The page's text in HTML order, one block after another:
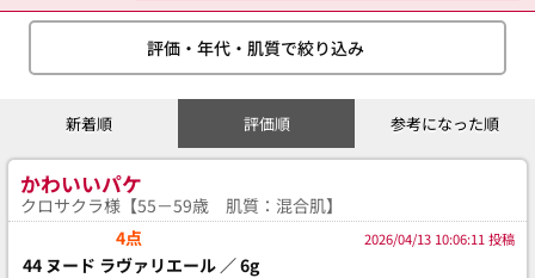
評価・年代・肌質で絞り込み
新着順 評価順 参考になった順
かわいいパケ
クロサクラ様【55－59歳 肌質：混合肌】
4点
2026/04/13 10:06:11 投稿
44 ヌード ラヴァリエール ／ 6g